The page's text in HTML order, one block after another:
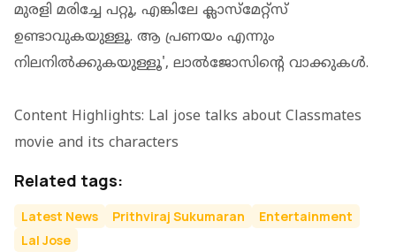
മുരളി മരിച്ചേ പറ്റൂ, എങ്കിലേ ക്ലാസ്മേറ്റ്സ്
ഉണ്ടാവുകയുള്ളൂ. ആ പ്രണയം എന്നും
നിലനിൽക്കുകയുള്ളൂ', ലാൽജോസിന്റെ വാക്കുകൾ.
Content Highlights: Lal jose talks about Classmates
movie and its characters
Related tags:
Latest News Prithviraj Sukumaran
Entertainment
Lal Jose